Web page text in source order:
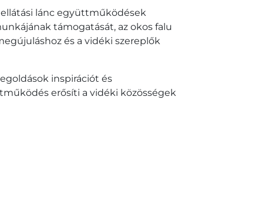
lánc együttműködések
támogatását, az okos falu
és a vidéki szereplők
inspirációt és
erősíti a vidéki közösségek